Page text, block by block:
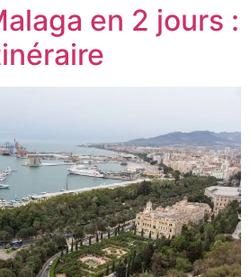
en 2 jours :